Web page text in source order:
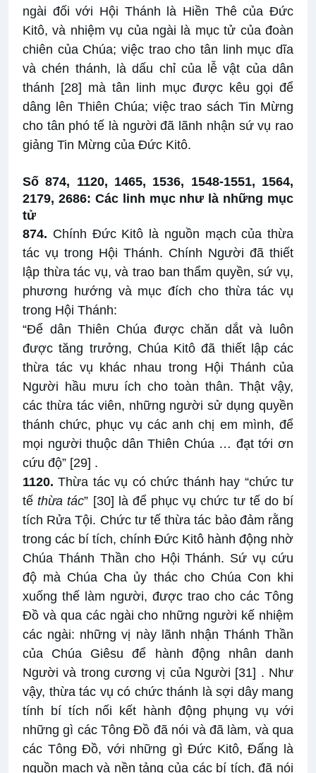
ngài đối với Hội Thánh là Hiền Thê của Đức
Kitô, và nhiệm vụ của ngài là mục tử của đoàn
chiên của Chúa; việc trao cho tân linh mục dĩa
và chén thánh, là dấu chỉ của lễ vật của dân
thánh [28] mà tân linh mục được kêu gọi để
dâng lên Thiên Chúa; việc trao sách Tin Mừng
cho tân phó tế là người đã lãnh nhận sứ vụ rao
giảng Tin Mừng của Đức Kitô.
Số 874, 1120, 1465, 1536, 1548-1551, 1564,
2179, 2686: Các linh mục như là những mục
tử
874. Chính Đức Kitô là nguồn mạch của thừa
tác vụ trong Hội Thánh. Chính Người đã thiết
lập thừa tác vụ, và trao ban thẩm quyền, sứ vụ,
phương hướng và mục đích cho thừa tác vụ
trong Hội Thánh:
“Để dân Thiên Chúa được chăn dắt và luôn
được tăng trưởng, Chúa Kitô đã thiết lập các
thừa tác vụ khác nhau trong Hội Thánh của
Người hầu mưu ích cho toàn thân. Thật vậy,
các thừa tác viên, những người sử dụng quyền
thánh chức, phục vụ các anh chị em mình, để
mọi người thuộc dân Thiên Chúa … đạt tới ơn
cứu độ” [29] .
1120. Thừa tác vụ có chức thánh hay “chức tư
tếthừa tác” [30] là để phục vụ chức tư tế do bí
tích Rửa Tội. Chức tư tế thừa tác bảo đảm rằng
trong các bí tích, chính Đức Kitô hành động nhờ
Chúa Thánh Thần cho Hội Thánh. Sứ vụ cứu
độ mà Chúa Cha ủy thác cho Chúa Con khi
xuống thế làm người, được trao cho các Tông
Đồ và qua các ngài cho những người kế nhiệm
các ngài: những vị này lãnh nhận Thánh Thần
của Chúa Giêsu để hành động nhân danh
Người và trong cương vị của Người [31] . Như
vậy, thừa tác vụ có chức thánh là sợi dây mang
tính bí tích nối kết hành động phụng vụ với
những gì các Tông Đồ đã nói và đã làm, và qua
các Tông Đồ, với những gì Đức Kitô, Đấng là
nguồn mạch và nền tảng của các bí tích, đã nói